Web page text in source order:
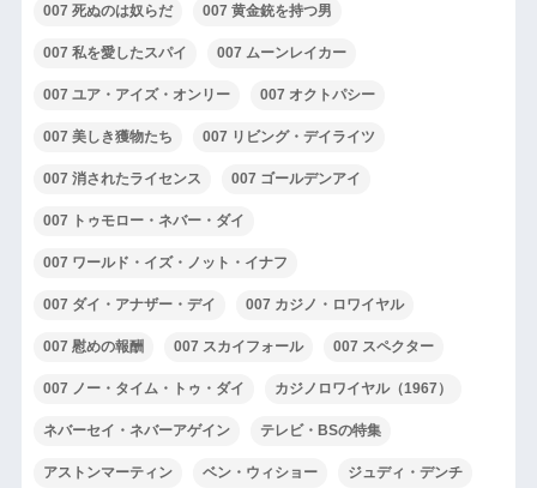
007 死ぬのは奴らだ 007 黄金銃を持つ男
007 私を愛したスパイ 007 ムーンレイカー
007 ユア・アイズ・オンリー 007 オクトパシー
007 美しき獲物たち 007 リビング・デイライツ
007 消されたライセンス 007 ゴールデンアイ
007 トゥモロー・ネバー・ダイ
007 ワールド・イズ・ノット・イナフ
007 ダイ・アナザー・デイ 007 カジノ・ロワイヤル
007 慰めの報酬 007 スカイフォール 007 スペクター
007 ノー・タイム・トゥ・ダイ カジノロワイヤル（1967）
ネバーセイ・ネバーアゲイン テレビ・BSの特集
アストンマーティン ベン・ウィショー ジュディ・デンチ